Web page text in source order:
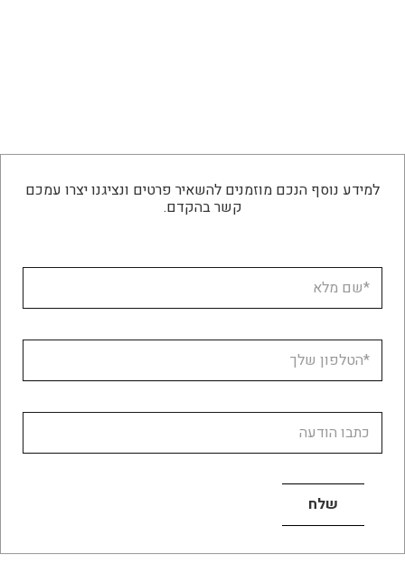
למידע נוסף הנכם מוזמנים להשאיר פרטים ונציגנו יצרו עמכם
קשר בהקדם.